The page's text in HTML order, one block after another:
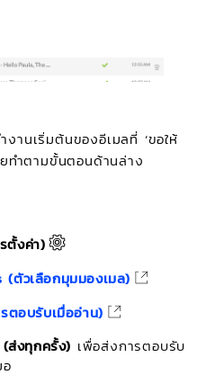
านเริ่มต้นของอีเมลที่ ‘ขอให้
ทำตามขั้นตอนด้านล่าง
ตั้งค่า)
ตัวเลือกมุมมองเมล)
ตอบรับเมื่ออ่าน)
ส่งทุกครั้ง) เพื่อส่งการตอบรับ